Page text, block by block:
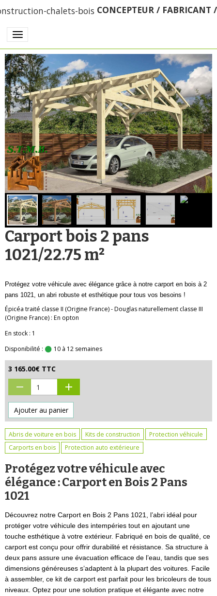
CONCEPTEUR / FABRICANT
Carport bois 2 pans
1021/22.75 m²
Protégez votre véhicule avec élégance grâce à notre carport en bois à 2
pans 1021, un abri robuste et esthétique pour tous vos besoins !
Épicéa traité classe II (Origine France) - Douglas naturellement classe III
(Origine France) : En opton
En stock : 1
Disponibilité :
10 à 12 semaines
3 165.00€ TTC
Ajouter au panier
Abris de voiture en bois Kits de construction
Protection véhicule
Carports en bois
Protection auto extérieure
Protégez votre véhicule avec
élégance : Carport en Bois 2 Pans
1021
Découvrez notre Carport en Bois 2 Pans 1021, l’abri idéal pour
protéger votre véhicule des intempéries tout en ajoutant une
touche esthétique à votre extérieur. Fabriqué en bois de qualité, ce
carport est conçu pour offrir durabilité et résistance. Sa structure à
deux pans assure une évacuation efficace de l’eau, tandis que ses
dimensions généreuses s’adaptent à la plupart des voitures. Facile
à assembler, ce kit de carport est parfait pour les bricoleurs de tous
niveaux. Optez pour une solution pratique et élégante avec notre